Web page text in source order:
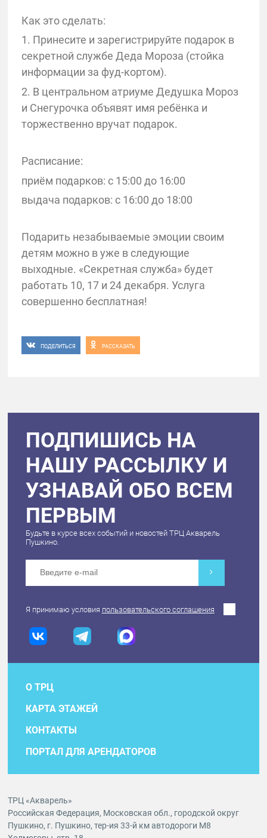
Как это сделать:
1. Принесите и зарегистрируйте подарок в
секретной службе Деда Мороза (стойка
информации за фуд-кортом).
2. В центральном атриуме Дедушка Мороз
и Снегурочка объявят имя ребёнка и
торжественно вручат подарок.
Расписание:
приём подарков: с 15:00 до 16:00
выдача подарков: с 16:00 до 18:00
Подарить незабываемые эмоции своим
детям можно в уже в следующие
выходные. «Секретная служба» будет
работать 10, 17 и 24 декабря. Услуга
совершенно бесплатная!
ПОДЕЛИТЬСЯ РАССКАЗАТЬ
ПОДПИШИСЬ НА
НАШУ РАССЫЛКУ И
УЗНАВАЙ ОБО ВСЕМ
ПЕРВЫМ
Будьте в курсе всех событий и новостей ТРЦ Акварель
Пушкино.
Я принимаю условия пользовательского соглашения
О ТРЦ
КАРТА ЭТАЖЕЙ
КОНТАКТЫ
ПОРТАЛ ДЛЯ АРЕНДАТОРОВ
ТРЦ «Акварель»
Российская Федерация, Московская обл., городской округ
Пушкино, г. Пушкино, тер-ия 33-й км автодороги М8